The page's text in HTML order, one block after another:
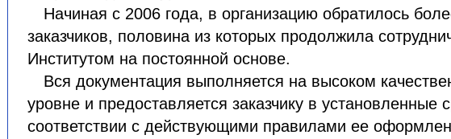
Начиная с 2006 года, в организацию обратилось
заказчиков, половина из которых продолжила
Институтом на постоянной основе.
Вся документация выполняется на высоком
уровне и предоставляется заказчику в установленные
соответствии с действующими правилами ее